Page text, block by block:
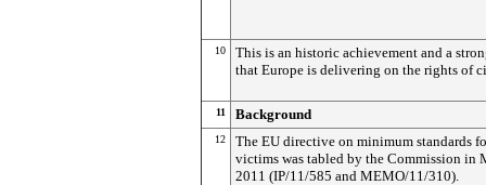
10
This is an historic achievement and a
that Europe is delivering on the rights of
11 Background
12
The EU directive on minimum standards
victims was tabled by the Commission in
2011 (IP/11/585 and MEMO/11/310).